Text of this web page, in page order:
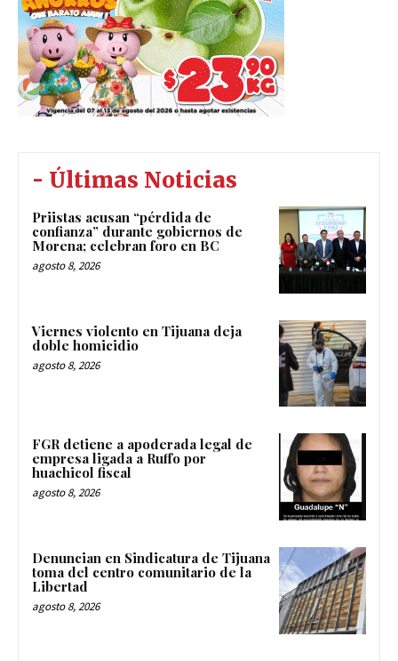
- Últimas Noticias
Priistas acusan “pérdida de
confianza” durante gobiernos de
Morena; celebran foro en BC
agosto 8, 2026
Viernes violento en Tijuana deja
doble homicidio
agosto 8, 2026
FGR detiene a apoderada legal de
empresa ligada a Ruffo por
huachicol fiscal
agosto 8, 2026
Denuncian en Sindicatura de Tijuana
toma del centro comunitario de la
Libertad
agosto 8, 2026